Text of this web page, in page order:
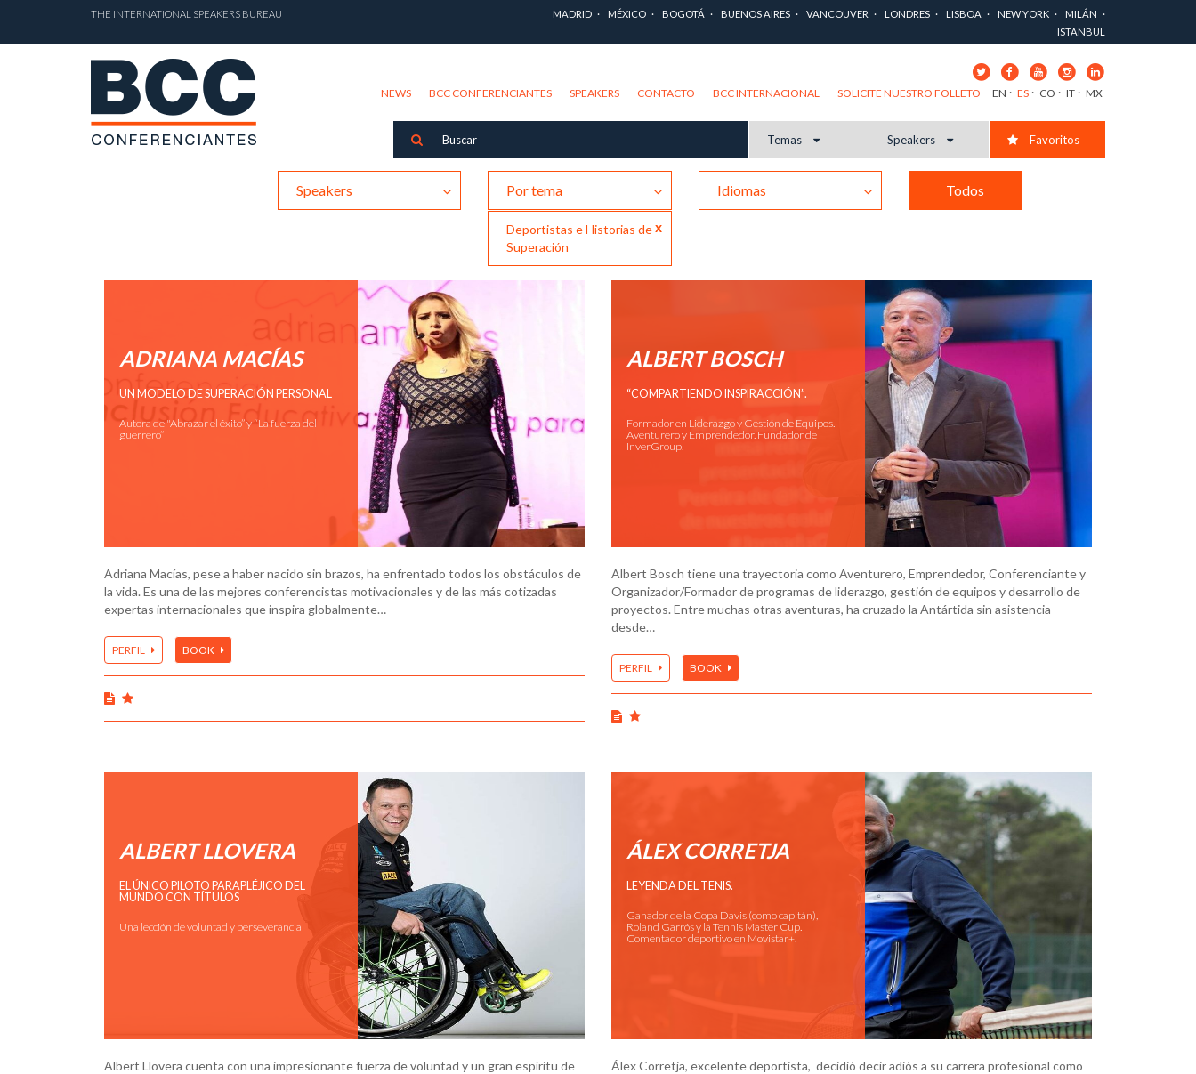
THE INTERNATIONAL SPEAKERS BUREAU MADRID MÉXICO BOGOTÁ BUENOS AIRES VANCOUVER LONDRES LISBOA NEW YORK
MILÁN
ISTANBUL
NEWS BCC CONFERENCIANTES SPEAKERS CONTACTO BCC INTERNACIONAL SOLICITE NUESTRO FOLLETO EN ES CO IT MX
Temas Speakers Favoritos
Speakers Por tema
Deportistas e Historias de
Superación
x
Idiomas Todos
ADRIANA MACÍAS
UN MODELO DE SUPERACIÓN PERSONAL
Autora de "Abrazar el éxito” y “La fuerza del
guerrero”
Adriana Macías, pese a haber nacido sin brazos, ha enfrentado todos los obstáculos de
la vida. Es una de las mejores conferencistas motivacionales y de las más cotizadas
expertas internacionales que inspira globalmente…
PERFIL BOOK
ALBERT BOSCH
“COMPARTIENDO INSPIRACCIÓN”.
Formador en Liderazgo y Gestión de Equipos.
Aventurero y Emprendedor. Fundador de
InverGroup.
Albert Bosch tiene una trayectoria como Aventurero, Emprendedor, Conferenciante y
Organizador/Formador de programas de liderazgo, gestión de equipos y desarrollo de
proyectos. Entre muchas otras aventuras, ha cruzado la Antártida sin asistencia
desde…
PERFIL BOOK
ALBERT LLOVERA
EL ÚNICO PILOTO PARAPLÉJICO DEL
MUNDO CON TÍTULOS
Una lección de voluntad y perseverancia
Albert Llovera cuenta con una impresionante fuerza de voluntad y un gran espíritu de
ÁLEX CORRETJA
LEYENDA DEL TENIS.
Ganador de la Copa Davis (como capitán),
Roland Garrós y la Tennis Master Cup.
Comentador deportivo en Movistar+.
Álex Corretja, excelente deportista, decidió decir adiós a su carrera profesional como